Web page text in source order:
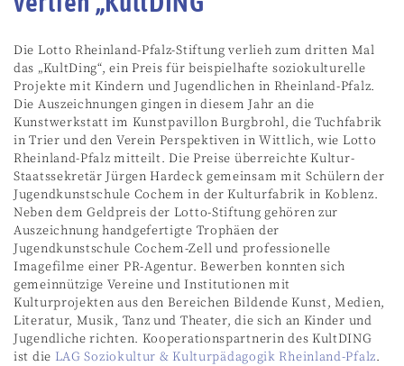
Die Lotto Rheinland-Pfalz-Stiftung verlieh zum dritten Mal
das „KultDing“, ein Preis für beispielhafte soziokulturelle
Projekte mit Kindern und Jugendlichen in Rheinland-Pfalz.
Die Auszeichnungen gingen in diesem Jahr an die
Kunstwerkstatt im Kunstpavillon Burgbrohl, die Tuchfabrik
in Trier und den Verein Perspektiven in Wittlich, wie Lotto
Rheinland-Pfalz mitteilt. Die Preise überreichte Kultur-
Staatssekretär Jürgen Hardeck gemeinsam mit Schülern der
Jugendkunstschule Cochem in der Kulturfabrik in Koblenz.
Neben dem Geldpreis der Lotto-Stiftung gehören zur
Auszeichnung handgefertigte Trophäen der
Jugendkunstschule Cochem-Zell und professionelle
Imagefilme einer PR-Agentur. Bewerben konnten sich
gemeinnützige Vereine und Institutionen mit
Kulturprojekten aus den Bereichen Bildende Kunst, Medien,
Literatur, Musik, Tanz und Theater, die sich an Kinder und
Jugendliche richten. Kooperationspartnerin des KultDING
ist die LAG Soziokultur & Kulturpädagogik Rheinland-Pfalz.